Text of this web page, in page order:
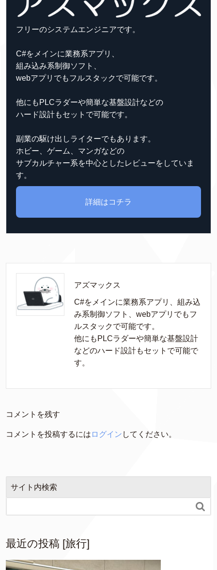
フリーのシステムエンジニアです。
C#をメインに業務系アプリ、
組み込み系制御ソフト、
webアプリでもフルスタックで可能です。
他にもPLCラダーや簡単な基盤設計などの
ハード設計もセットで可能です。
副業の駆け出しライターでもあります。
ホビー、ゲーム、マンガなどの
サブカルチャー系を中心としたレビューをしていま
す。
詳細はコチラ
アズマックス
C#をメインに業務系アプリ、組み込
み系制御ソフト、webアプリでもフ
ルスタックで可能です。
他にもPLCラダーや簡単な基盤設計
などのハード設計もセットで可能で
す。
コメントを残す
コメントを投稿するには ログイン してください。
サイト内検索

最近の投稿 [旅行]